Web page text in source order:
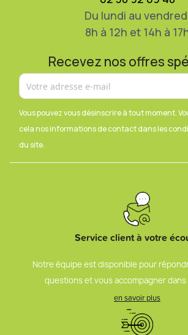
Du lundi au
8h à 12h et 14h à
Recevez nos offres
Vous pouvez vous désinscrire à tout moment.
cela nos informations de contact dans les
du site.
Service client à votre
Notre équipe est disponible pour
questions et vous accompagner dans
en savoir plus